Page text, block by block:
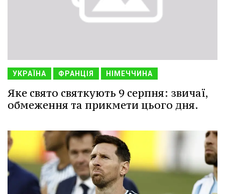
УКРАЇНА ФРАНЦІЯ НІМЕЧЧИНА
Яке свято святкують 9 серпня: звичаї,
обмеження та прикмети цього дня.